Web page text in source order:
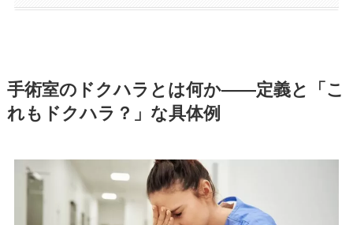
手術室のドクハラとは何か——定義と「こ
れもドクハラ？」な具体例